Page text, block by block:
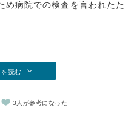
め病院での検査を言われたた
読む
3人が参考になった